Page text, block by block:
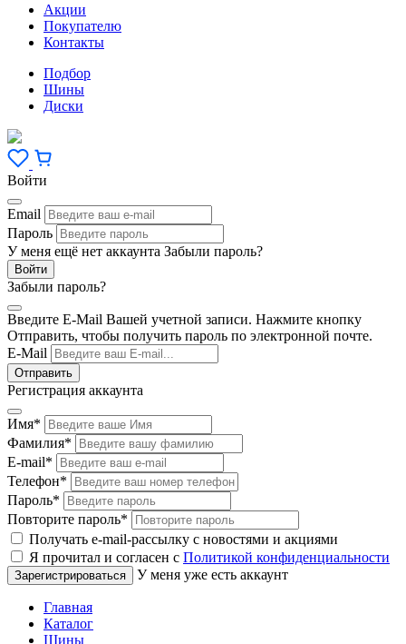
Акции
Покупателю
Контакты
Подбор
Шины
Диски
Войти
Email
Пароль
У меня ещё нет аккаунта Забыли пароль?
Забыли пароль?
Введите E-Mail Вашей учетной записи. Нажмите кнопку
Отправить, чтобы получить пароль по электронной почте.
E-Mail
Регистрация аккаунта
Имя*
Фамилия*
E-mail*
Телефон*
Пароль*
Повторите пароль*
Получать e-mail-рассылку с новостями и акциями
Я прочитал и согласен с Политикой конфиденциальности
У меня уже есть аккаунт
Главная
Каталог
Шины